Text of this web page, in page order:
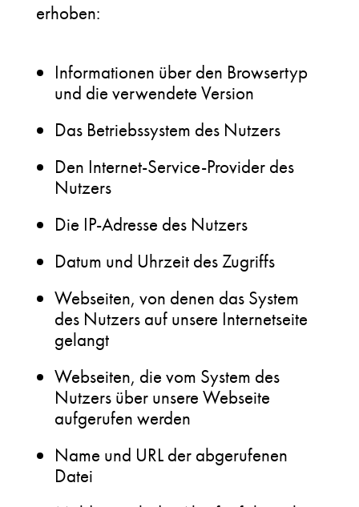
erhoben:
Informationen über den Browsertyp
und die verwendete Version
Das Betriebssystem des Nutzers
Den Internet-Service-Provider des
Nutzers
Die IP-Adresse des Nutzers
Datum und Uhrzeit des Zugriffs
Webseiten, von denen das System
des Nutzers auf unsere Internetseite
gelangt
Webseiten, die vom System des
Nutzers über unsere Webseite
aufgerufen werden
Name und URL der abgerufenen
Datei